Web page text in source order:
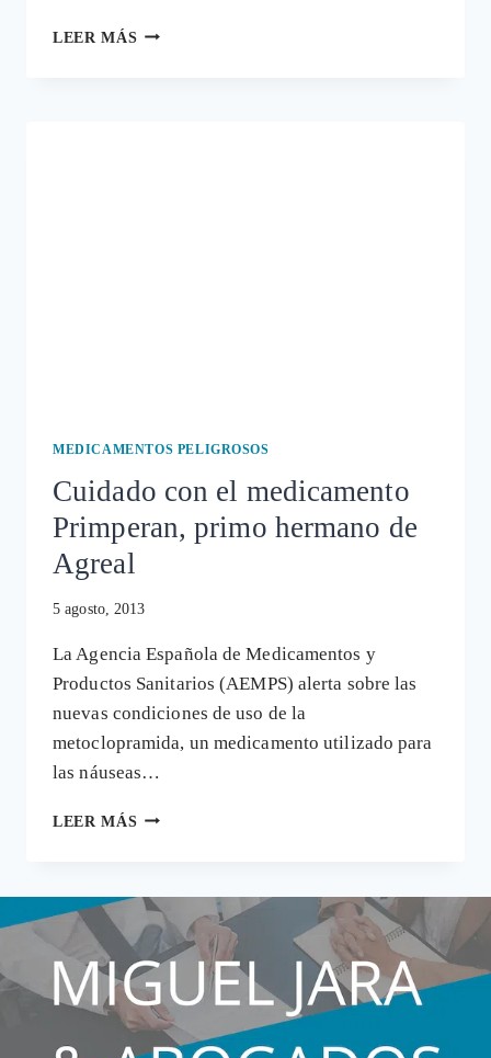
LEER MÁS LAS
MEDICAMENTOS PELIGROSOS
Cuidado con el medicamento
Primperan, primo hermano de
Agreal
5 agosto, 2013
La Agencia Española de Medicamentos y
Productos Sanitarios (AEMPS) alerta sobre las
nuevas condiciones de uso de la
metoclopramida, un medicamento utilizado para
las náuseas…
LEER MÁS CUIDADO
PRIMPERAN,
PRIMO
HERMANO
DE
AGREAL